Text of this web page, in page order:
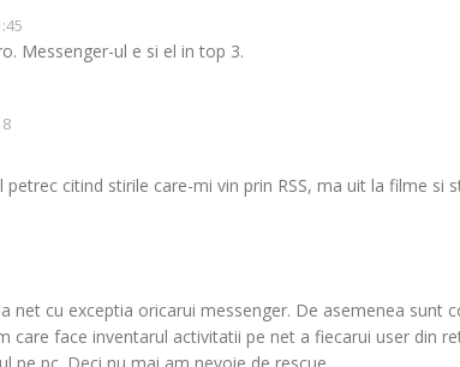
Messenger-ul e si el in top 3.
citind stirile care-mi vin prin RSS, ma uit la filme si
net cu exceptia oricarui messenger. De asemenea sunt
care face inventarul activitatii pe net a fiecarui user din